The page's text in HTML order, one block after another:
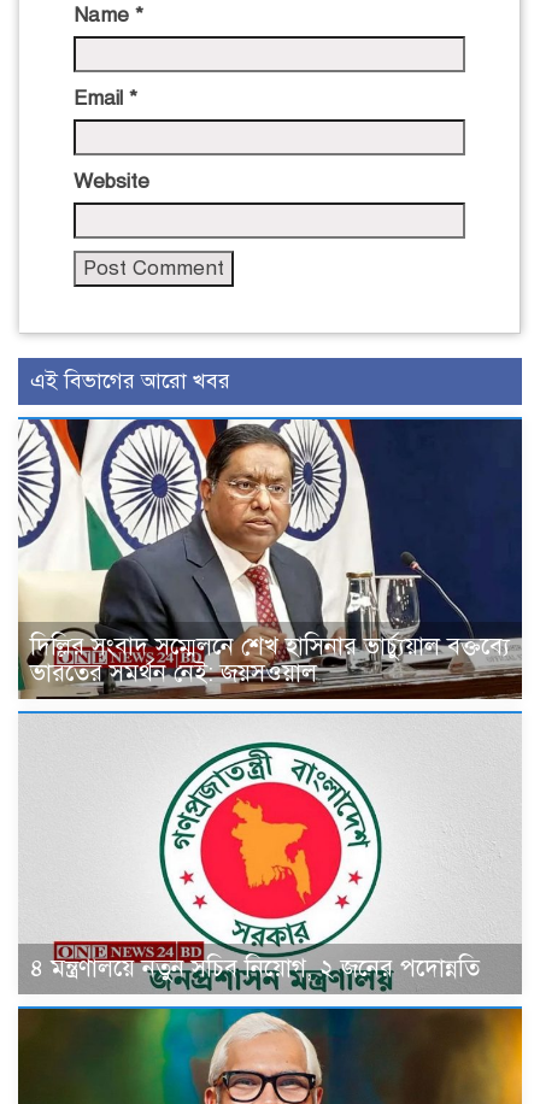
Name *
Email *
Website
এই বিভাগের আরো খবর
দিল্লির সংবাদ সম্মেলনে শেখ হাসিনার ভার্চ্যুয়াল বক্তব্যে
ভারতের সমর্থন নেই: জয়সওয়াল
৪ মন্ত্রণালয়ে নতুন সচিব নিয়োগ, ২ জনের পদোন্নতি